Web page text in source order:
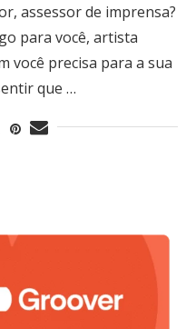
assessor de imprensa?
para você, artista
você precisa para a sua
que …